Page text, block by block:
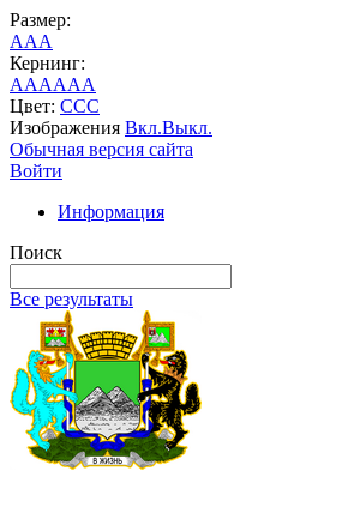
Размер:
AAA
Кернинг:
AAAAAA
Цвет: CCC
Изображения Вкл.Выкл.
Обычная версия сайта
Войти
Информация
Поиск
Все результаты